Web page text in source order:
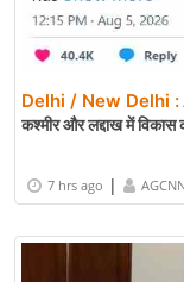
Delhi / New Delhi :
कश्मीर और लद्दाख में
7 hrs ago |